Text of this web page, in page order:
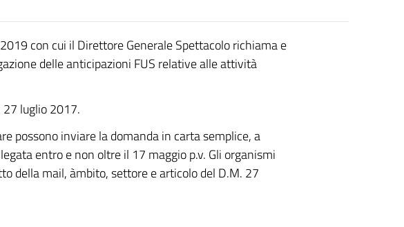
con cui il Direttore Generale Spettacolo richiama e
delle anticipazioni FUS relative alle attività
27 luglio 2017.
possono inviare la domanda in carta semplice, a
entro e non oltre il 17 maggio p.v. Gli organismi
della mail, àmbito, settore e articolo del D.M. 27